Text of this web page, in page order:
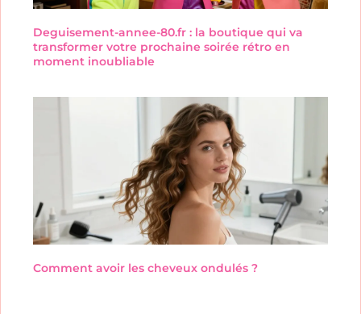
Deguisement-annee-80.fr : la boutique qui va
transformer votre prochaine soirée rétro en
moment inoubliable
Comment avoir les cheveux ondulés ?